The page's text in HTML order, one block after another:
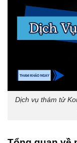
Dịch vụ thám tử